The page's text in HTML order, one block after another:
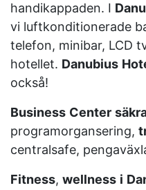
handikappaden. I
vi luftkonditionerade
telefon, minibar, LCD
hotellet. Danubius
också!
Business Center
programorgansering,
centralsafe,
Fitness, wellness i